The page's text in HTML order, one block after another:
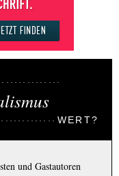
WERT?
und Gastautoren